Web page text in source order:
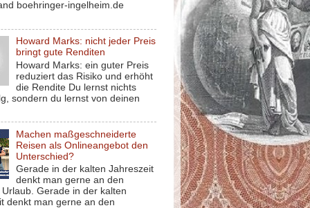
boehringer-ingelheim.de
Howard Marks: nicht jeder Preis
bringt gute Renditen
Howard Marks: ein guter Preis
reduziert das Risiko und erhöht
die Rendite Du lernst nichts
sondern du lernst von deinen
Machen maßgeschneiderte
Reisen als Onlineangebot den
Unterschied?
Gerade in der kalten Jahreszeit
denkt man gerne an den
Gerade in der kalten
denkt man gerne an den